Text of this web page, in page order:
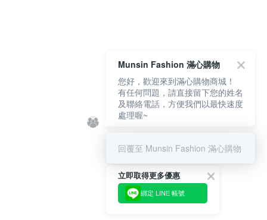
立即取得更多優惠
綁定 LINE 帳號
Munsin Fashion 滿心購物
您好，歡迎來到滿心購物商城！
有任何問題，請直接留下您的姓名
及聯絡電話，方便我們以最快速度
處理喔~
回覆至 Munsin Fashion 滿心購物